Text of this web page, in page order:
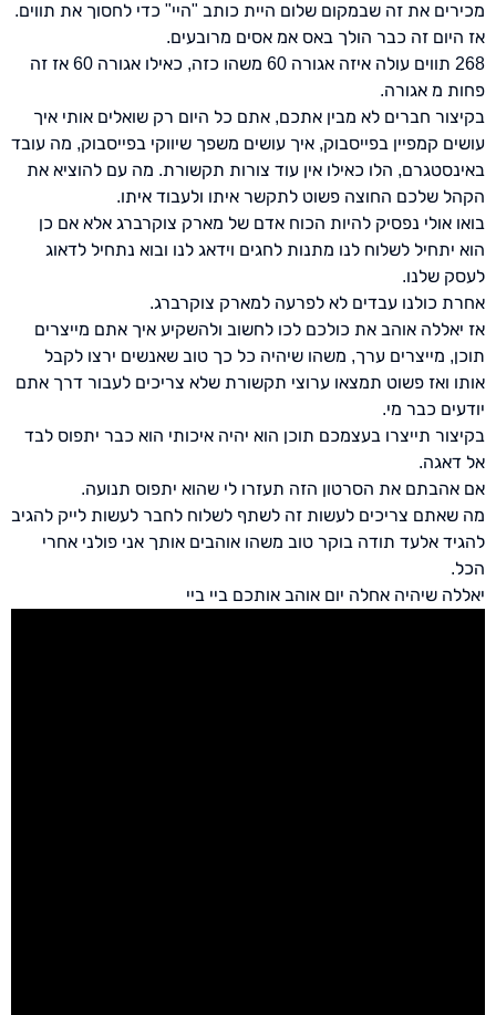
מכירים את זה שבמקום שלום היית כותב "היי" כדי לחסוך את תווים.
אז היום זה כבר הולך באס אמ אסים מרובעים.
268 תווים עולה איזה אגורה 60 משהו כזה, כאילו אגורה 60 אז זה
פחות מ אגורה.
בקיצור חברים לא מבין אתכם, אתם כל היום רק שואלים אותי איך
עושים קמפיין בפייסבוק, איך עושים משפך שיווקי בפייסבוק, מה עובד
באינסטגרם, הלו כאילו אין עוד צורות תקשורת. מה עם להוציא את
הקהל שלכם החוצה פשוט לתקשר איתו ולעבוד איתו.
בואו אולי נפסיק להיות הכוח אדם של מארק צוקרברג אלא אם כן
הוא יתחיל לשלוח לנו מתנות לחגים וידאג לנו ובוא נתחיל לדאוג
לעסק שלנו.
אחרת כולנו עבדים לא לפרעה למארק צוקרברג.
אז יאללה אוהב את כולכם לכו לחשוב ולהשקיע איך אתם מייצרים
תוכן, מייצרים ערך, משהו שיהיה כל כך טוב שאנשים ירצו לקבל
אותו ואז פשוט תמצאו ערוצי תקשורת שלא צריכים לעבור דרך אתם
יודעים כבר מי.
בקיצור תייצרו בעצמכם תוכן הוא יהיה איכותי הוא כבר יתפוס לבד
אל דאגה.
אם אהבתם את הסרטון הזה תעזרו לי שהוא יתפוס תנועה.
מה שאתם צריכים לעשות זה לשתף לשלוח לחבר לעשות לייק להגיב
להגיד אלעד תודה בוקר טוב משהו אוהבים אותך אני פולני אחרי
הכל.
יאללה שיהיה אחלה יום אוהב אותכם ביי ביי